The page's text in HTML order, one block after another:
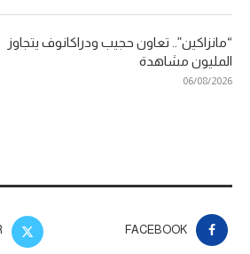
“مانزاكين”.. تعاون حجيب ودراكانوف يتجاوز
المليون مشاهدة
06/08/2026
FACEBOOK